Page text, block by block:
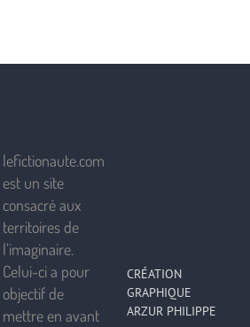
lefictionaute.com
est un site
consacré aux
territoires de
l’imaginaire.
Celui-ci a pour
objectif de
mettre en avant
CRÉATION
GRAPHIQUE
ARZUR PHILIPPE